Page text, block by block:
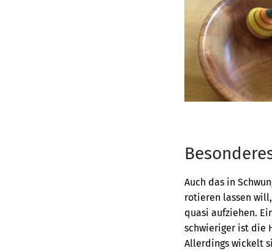
Auch das in
rotieren lassen
quasi aufziehen.
schwieriger ist die
Allerdings wickelt